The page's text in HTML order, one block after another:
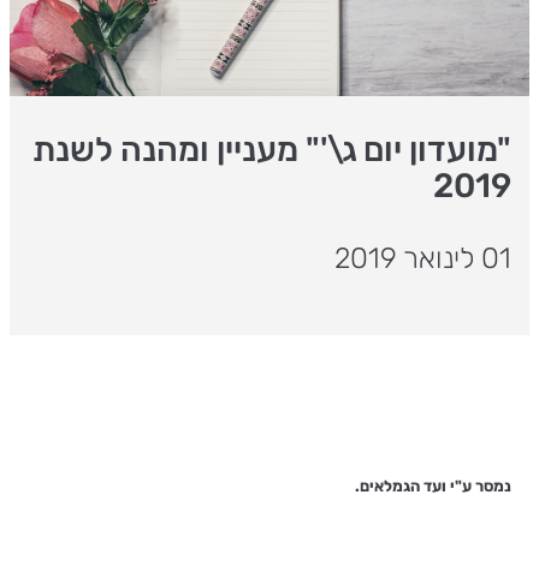
"מועדון יום ג\'" מעניין ומהנה לשנת
2019
01 לינואר 2019
נמסר ע"י ועד הגמלאים.